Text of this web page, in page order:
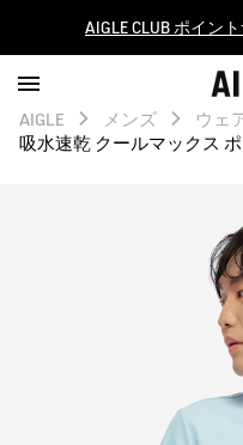
【最大50%OFF】
ログイン/会員
AIGLE メンズ
ウェ
吸水速乾 クールマックス